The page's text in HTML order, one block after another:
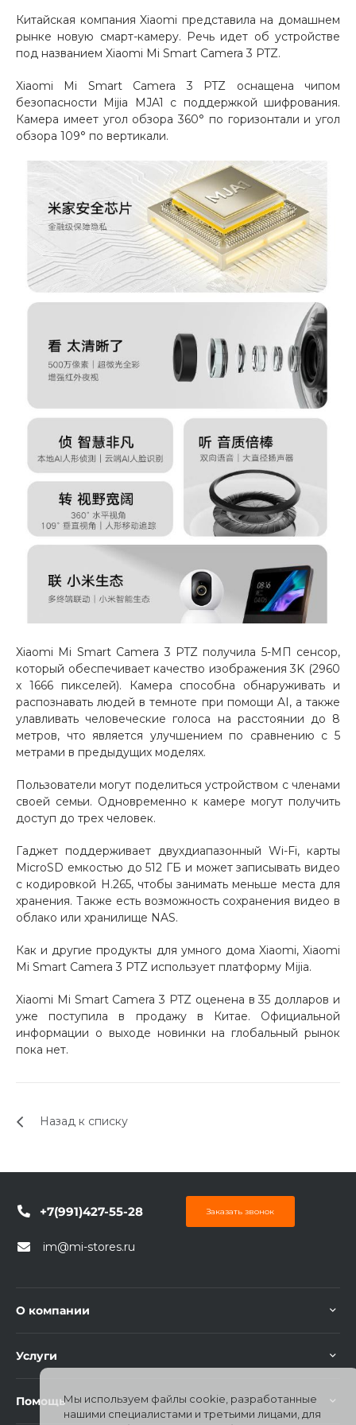
Добавляйте товары
в корзину
Оплачивайте сегодня только
25% картой любого банка
Получайте товар
выбранный способом
Оставшиеся75% будут
списыватьсяс вашей карты
по25 %каждые 2 недели
Подробнее
об оплате Плайтом
25
раз в 2
недели
Остались вопросы?
8 800 302-02-51
Китайская компания Xiaomi представила на домашнем
рынке новую смарт-камеру. Речь идет об устройстве
под названием Xiaomi Mi Smart Camera 3 PTZ.
Xiaomi Mi Smart Camera 3 PTZ оснащена чипом
безопасности Mijia MJA1 с поддержкой шифрования.
Камера имеет угол обзора 360° по горизонтали и угол
обзора 109° по вертикали.
Xiaomi Mi Smart Camera 3 PTZ получила 5-МП сенсор,
который обеспечивает качество изображения 3K (2960
x 1666 пикселей). Камера способна обнаруживать и
распознавать людей в темноте при помощи AI, а также
улавливать человеческие голоса на расстоянии до 8
метров, что является улучшением по сравнению с 5
метрами в предыдущих моделях.
Пользователи могут поделиться устройством с членами
своей семьи. Одновременно к камере могут получить
доступ до трех человек.
Гаджет поддерживает двухдиапазонный Wi-Fi, карты
MicroSD емкостью до 512 ГБ и может записывать видео
с кодировкой H.265, чтобы занимать меньше места для
хранения. Также есть возможность сохранения видео в
облако или хранилище NAS.
Как и другие продукты для умного дома Xiaomi, Xiaomi
Mi Smart Camera 3 PTZ использует платформу Mijia.
Xiaomi Mi Smart Camera 3 PTZ оценена в 35 долларов и
уже поступила в продажу в Китае. Официальной
информации о выходе новинки на глобальный рынок
пока нет.
Назад к списку
+7(991)427-55-28 Заказать звонок
im@mi-stores.ru
О компании
Услуги
ПомощьМы используем файлы cookie, разработанные
нашими специалистами и третьими лицами, для